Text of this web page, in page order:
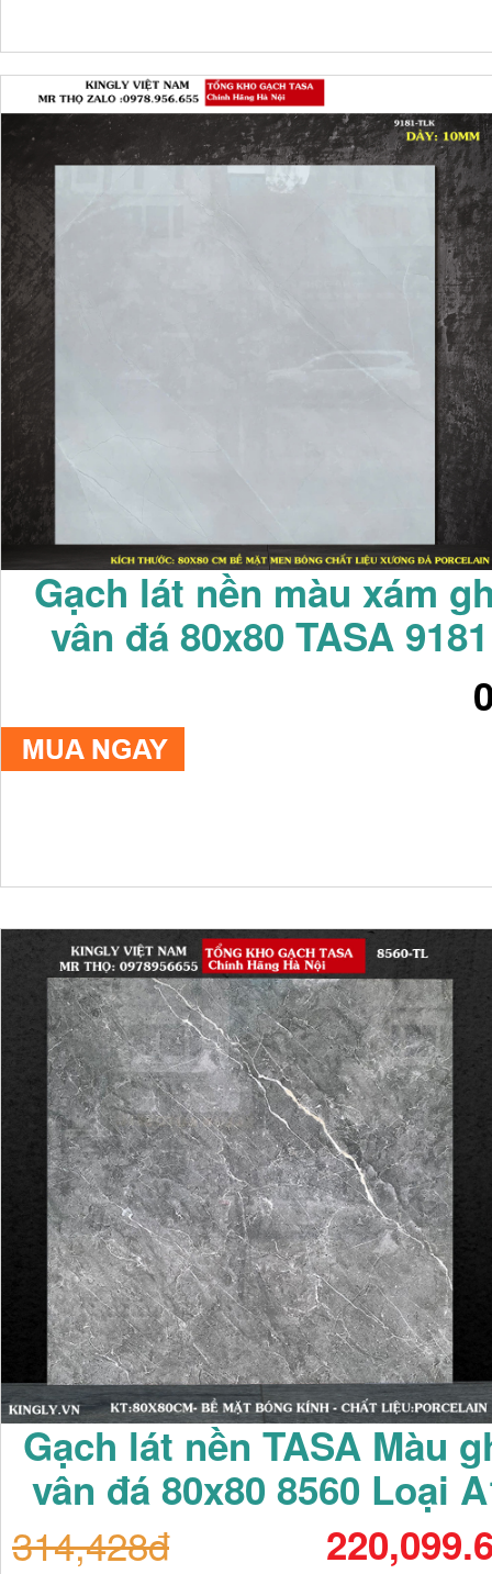
Gạch lát nền màu xám
vân đá 80x80 TASA 9181
Gạch lát nền TASA Màu
vân đá 80x80 8560 Loại
314,428đ